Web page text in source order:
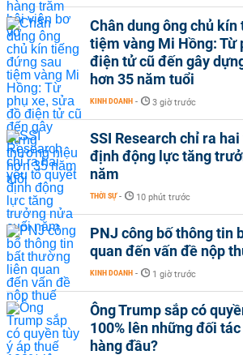
Chân dung ông chủ
tiệm vàng Mi Hồng: Từ
điện tử cũ đến gây
hơn 35 năm tuổi
KINH DOANH - 3 giờ trước
SSI Research chỉ ra
định động lực tăng
năm
THỜI SỰ - 10 phút trước
PNJ công bố thông tin
quan đến vấn đề nộp
KINH DOANH - 1 giờ trước
Ông Trump sắp có
100% lên những đối
hàng đầu?